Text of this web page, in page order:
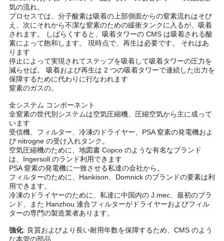
を
求
め
て
く
だ
さ
い
NEWS
地
気の流れ。
プロセスでは、分子酸素は吸着の上部側面からの窒素流れはそび
え、次にそれから不潔な窒素のための緩衝タンクに入るが、吸着
されます。 しばらくすると、吸着タワーの CMS は吸着される酸
素によって飽和します。 現時点で、再生は必要です。 それはあ
ります
停止によって実現されてステップを吸着して吸着タワーの圧力を
減らせば。 吸着および再生は 2 つの吸着タワーで連続した出力を
保障するために代わりに行なわれます
窒素のガスの。
全システム コンポーネント
全窒素の世代別システムは空気圧縮機、圧縮空気から主に成って
います
受信機、フィルター、冷凍のドライヤー、PSA 窒素の発電機およ
び nitrogne の受け入れタンク。
空気圧縮機のために、地図書 Copco のような有名なブランド
は、Ingersoll のランド利用できます
PSA 窒素の発電機に一致させる私達の会社から。
フィルターのために、Hankison、Domnick のブランドの要素は利
用できます。
冷凍のドライヤーのために、私達に中国内の J.mec、最初のブラ
ンド、また Hanzhou 連合フィルターがドライヤーおよびフィル
ターの専門の製造業者あります。
強化: 良質およびより長い耐用年数を保障するため、CMS のよう
な本管の部品